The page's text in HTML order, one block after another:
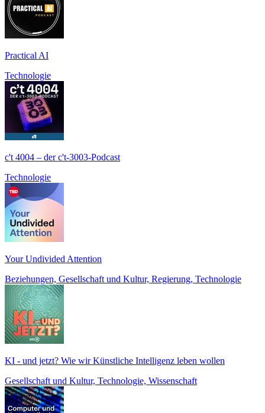
Practical AI
Technologie
c't 4004 – der c't-3003-Podcast
Technologie
Your Undivided Attention
Beziehungen, Gesellschaft und Kultur, Regierung, Technologie
KI - und jetzt? Wie wir Künstliche Intelligenz leben wollen
Gesellschaft und Kultur, Technologie, Wissenschaft